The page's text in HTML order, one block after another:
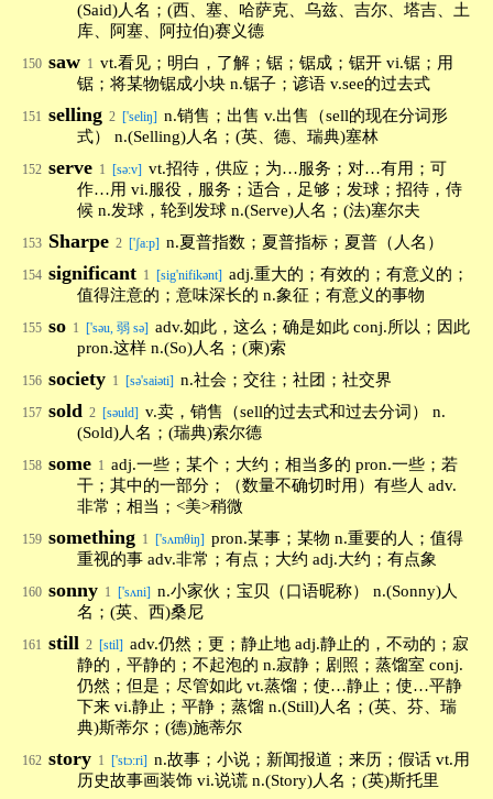
(Said)人名；(西、塞、哈萨克、乌兹、吉尔、塔吉、土
库、阿塞、阿拉伯)赛义德
150 saw 1 vt.看见；明白，了解；锯；锯成；锯开 vi.锯；用
锯；将某物锯成小块 n.锯子；谚语 v.see的过去式
151 selling 2 ['seliŋ] n.销售；出售 v.出售（sell的现在分词形
式） n.(Selling)人名；(英、德、瑞典)塞林
152 serve 1 [sə:v] vt.招待，供应；为…服务；对…有用；可
作…用 vi.服役，服务；适合，足够；发球；招待，侍
候 n.发球，轮到发球 n.(Serve)人名；(法)塞尔夫
153 Sharpe 2 ['ʃa:p] n.夏普指数；夏普指标；夏普（人名）
154 significant 1 [sig'nifikənt] adj.重大的；有效的；有意义的；
值得注意的；意味深长的 n.象征；有意义的事物
155 so 1 ['səu, 弱 sə] adv.如此，这么；确是如此 conj.所以；因此
pron.这样 n.(So)人名；(柬)索
156 society 1 [sə'saiəti] n.社会；交往；社团；社交界
157 sold 2 [səuld] v.卖，销售（sell的过去式和过去分词） n.
(Sold)人名；(瑞典)索尔德
158 some 1 adj.一些；某个；大约；相当多的 pron.一些；若
干；其中的一部分；（数量不确切时用）有些人 adv.
非常；相当；<美>稍微
159 something 1 ['sʌmθiŋ] pron.某事；某物 n.重要的人；值得
重视的事 adv.非常；有点；大约 adj.大约；有点象
160 sonny 1 ['sʌni] n.小家伙；宝贝（口语昵称） n.(Sonny)人
名；(英、西)桑尼
161 still 2 [stil] adv.仍然；更；静止地 adj.静止的，不动的；寂
静的，平静的；不起泡的 n.寂静；剧照；蒸馏室 conj.
仍然；但是；尽管如此 vt.蒸馏；使…静止；使…平静
下来 vi.静止；平静；蒸馏 n.(Still)人名；(英、芬、瑞
典)斯蒂尔；(德)施蒂尔
162 story 1 ['stɔ:ri] n.故事；小说；新闻报道；来历；假话 vt.用
历史故事画装饰 vi.说谎 n.(Story)人名；(英)斯托里